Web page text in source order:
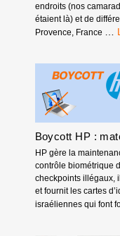
endroits (nos
étaient là) et de
Provence, France …
Boycott HP :
HP gère la
contrôle biométrique
checkpoints illégaux,
et fournit les cartes
israéliennes qui font